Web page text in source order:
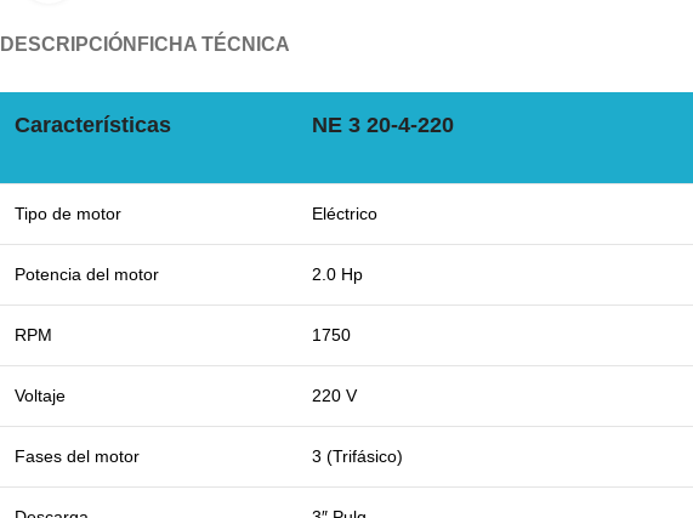
DESCRIPCIÓN FICHA TÉCNICA
Características NE 3 20-4-220
Tipo de motor Eléctrico
Potencia del motor 2.0 Hp
RPM 1750
Voltaje 220 V
Fases del motor 3 (Trifásico)